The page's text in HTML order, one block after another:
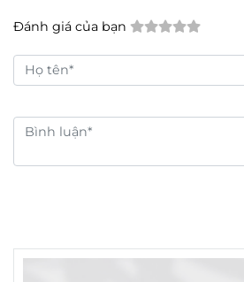
Đánh giá của bạn